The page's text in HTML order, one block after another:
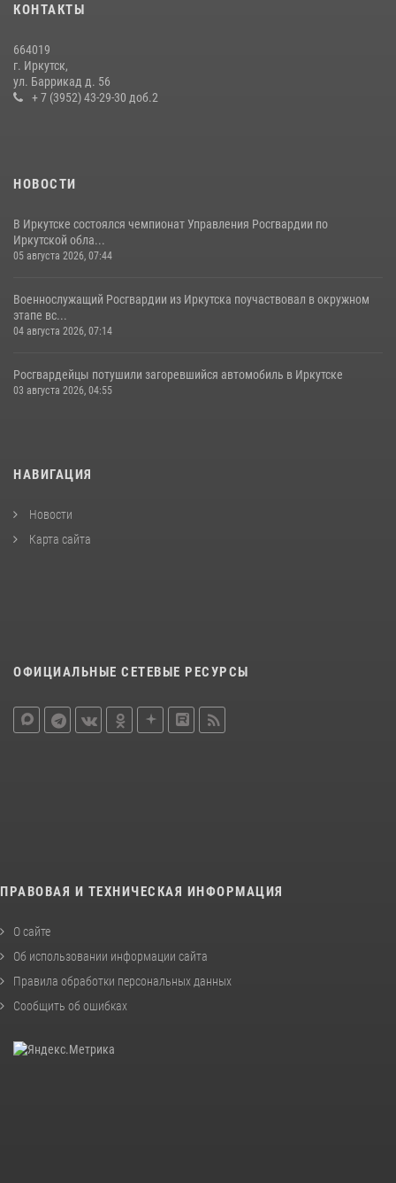
услуг
В Иркутске сотрудники Росгвардии оперативно разыскали
пенсионерку, страдающую потерей памяти
КОНТАКТЫ
664019
г. Иркутск,
ул. Баррикад д. 56
+ 7 (3952) 43-29-30 доб.2
НОВОСТИ
В Иркутске состоялся чемпионат Управления Росгвардии по
Иркутской обла...
05 августа 2026, 07:44
Военнослужащий Росгвардии из Иркутска поучаствовал в окружном
этапе вс...
04 августа 2026, 07:14
Росгвардейцы потушили загоревшийся автомобиль в Иркутске
03 августа 2026, 04:55
НАВИГАЦИЯ
Новости
Карта сайта
ОФИЦИАЛЬНЫЕ СЕТЕВЫЕ РЕСУРСЫ
ПРАВОВАЯ И ТЕХНИЧЕСКАЯ ИНФОРМАЦИЯ
О сайте
Об использовании информации сайта
Правила обработки персональных данных
Сообщить об ошибках